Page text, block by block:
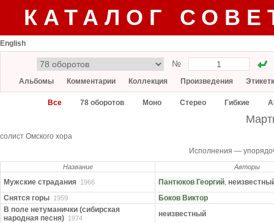
КАТАЛОГ
English
№
Альбомы Комментарии Коллекция Произведения
Все 78 оборотов Моно Стерео Гибкие
солист Омского хора
Исполнения —
Название Авторы
Мужские стра­дания 1966 Пантюков Георгий,
Снятся горы 1959
Боков Виктор
В поле нетуманички (сибирская
народная песня) 1974
неизвестный